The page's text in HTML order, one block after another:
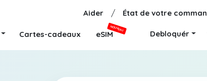
Aider / État de votre
Cartes-cadeaux eSIM
NOUVEAU
Debloquér